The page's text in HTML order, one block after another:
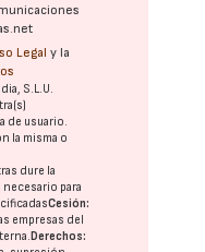
Legal y la
S.L.U.
de usuario.
la misma o
dure la
para
Cesión:
empresas del
Derechos: